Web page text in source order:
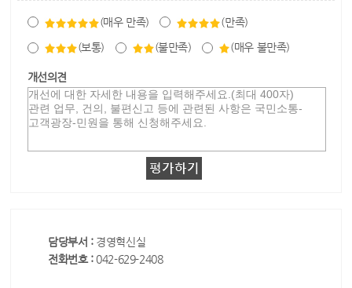
(매우 만족) (만족)
(보통) (불만족) (매우 불만족)
개선의견
담당부서 : 경영혁신실
전화번호 : 042-629-2408